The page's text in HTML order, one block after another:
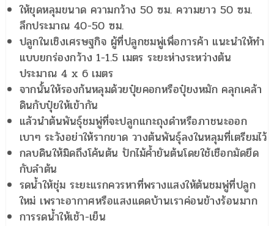
ให้ขุดหลุมขนาด ความกว้าง 50 ซม. ความยาว 50 ซม.
ลึกประมาณ 40-50 ซม.
ปลูกในเชิงเศรษฐกิจ ผู้ที่ปลูกชมพู่เพื่อการค้า แนะนำให้ทำ
แบบยกร่องกว้าง 1-1.5 เมตร ระยะห่างระหว่างต้น
ประมาณ 4 x 6 เมตร
จากนั้นให้รองก้นหลุมด้วยปุ๋ยคอกหรือปุ๋ยงหมัก คลุกเคล้า
ดินกับปุ๋ยให้เข้ากัน
แล้วนำต้นพันธุ์ชมพู่ที่จะปลูกแกะถุงดำหรือภาชนะออก
เบาๆ ระวังอย่าให้รากขาด วางต้นพันธุ์ลงในหลุมที่เตรียมไว้
กลบดินให้มิดถึงโค้นต้น ปักไม้ค้ำยันต้นโดยใช้เชือกมัดยึด
กับลำต้น
รดน้ำให้ชุ่ม ระยะแรกควรหาที่พรางแสงให้ต้นชมพู่ที่ปลูก
ใหม่ เพราะอากาศหรือแสงแดดบ้านเราค่อนข้างร้อนมาก
การรดน้ำให้เช้า-เย็น